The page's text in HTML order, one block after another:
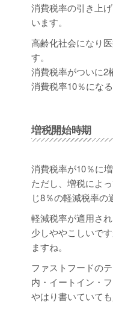
消費税率の引き上
います。
高齢化社会になり
す。
消費税率がついに2
消費税率10％にな
増税開始時期
消費税率が10％に
ただし、増税によ
じ8％の軽減税率の
軽減税率が適用さ
少しややこしいで
ますね。
ファストフードの
内・イートイン・
やはり書いていて